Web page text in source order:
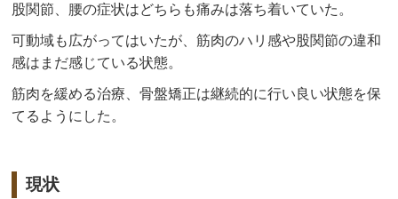
股関節、腰の症状はどちらも痛みは落ち着いていた。
可動域も広がってはいたが、筋肉のハリ感や股関節の違和
感はまだ感じている状態。
筋肉を緩める治療、骨盤矯正は継続的に行い良い状態を保
てるようにした。
現状